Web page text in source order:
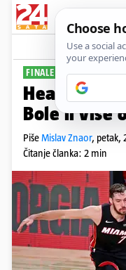
FINALE VEĆ
Heat u
Bole li više
PišeMislav Znaor, petak,
Čitanje članka: 2 min